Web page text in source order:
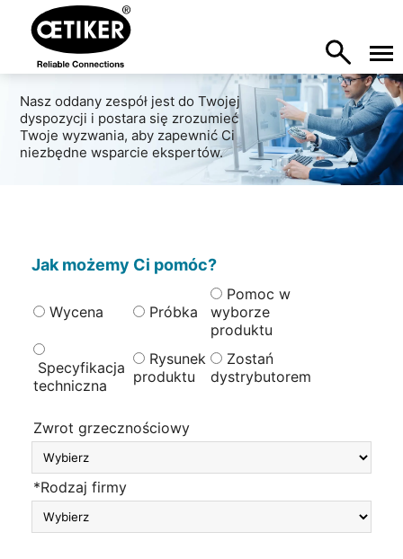
Nasz oddany zespół jest do Twojej
dyspozycji i postara się zrozumieć
Twoje wyzwania, aby zapewnić Ci
niezbędne wsparcie ekspertów.
Jak możemy Ci pomóc?
Wycena Próbka
Pomoc w
wyborze
produktu
Specyfikacja
techniczna
Rysunek
produktu
Zostań
dystrybutorem
Zwrot grzecznościowy
*Rodzaj firmy